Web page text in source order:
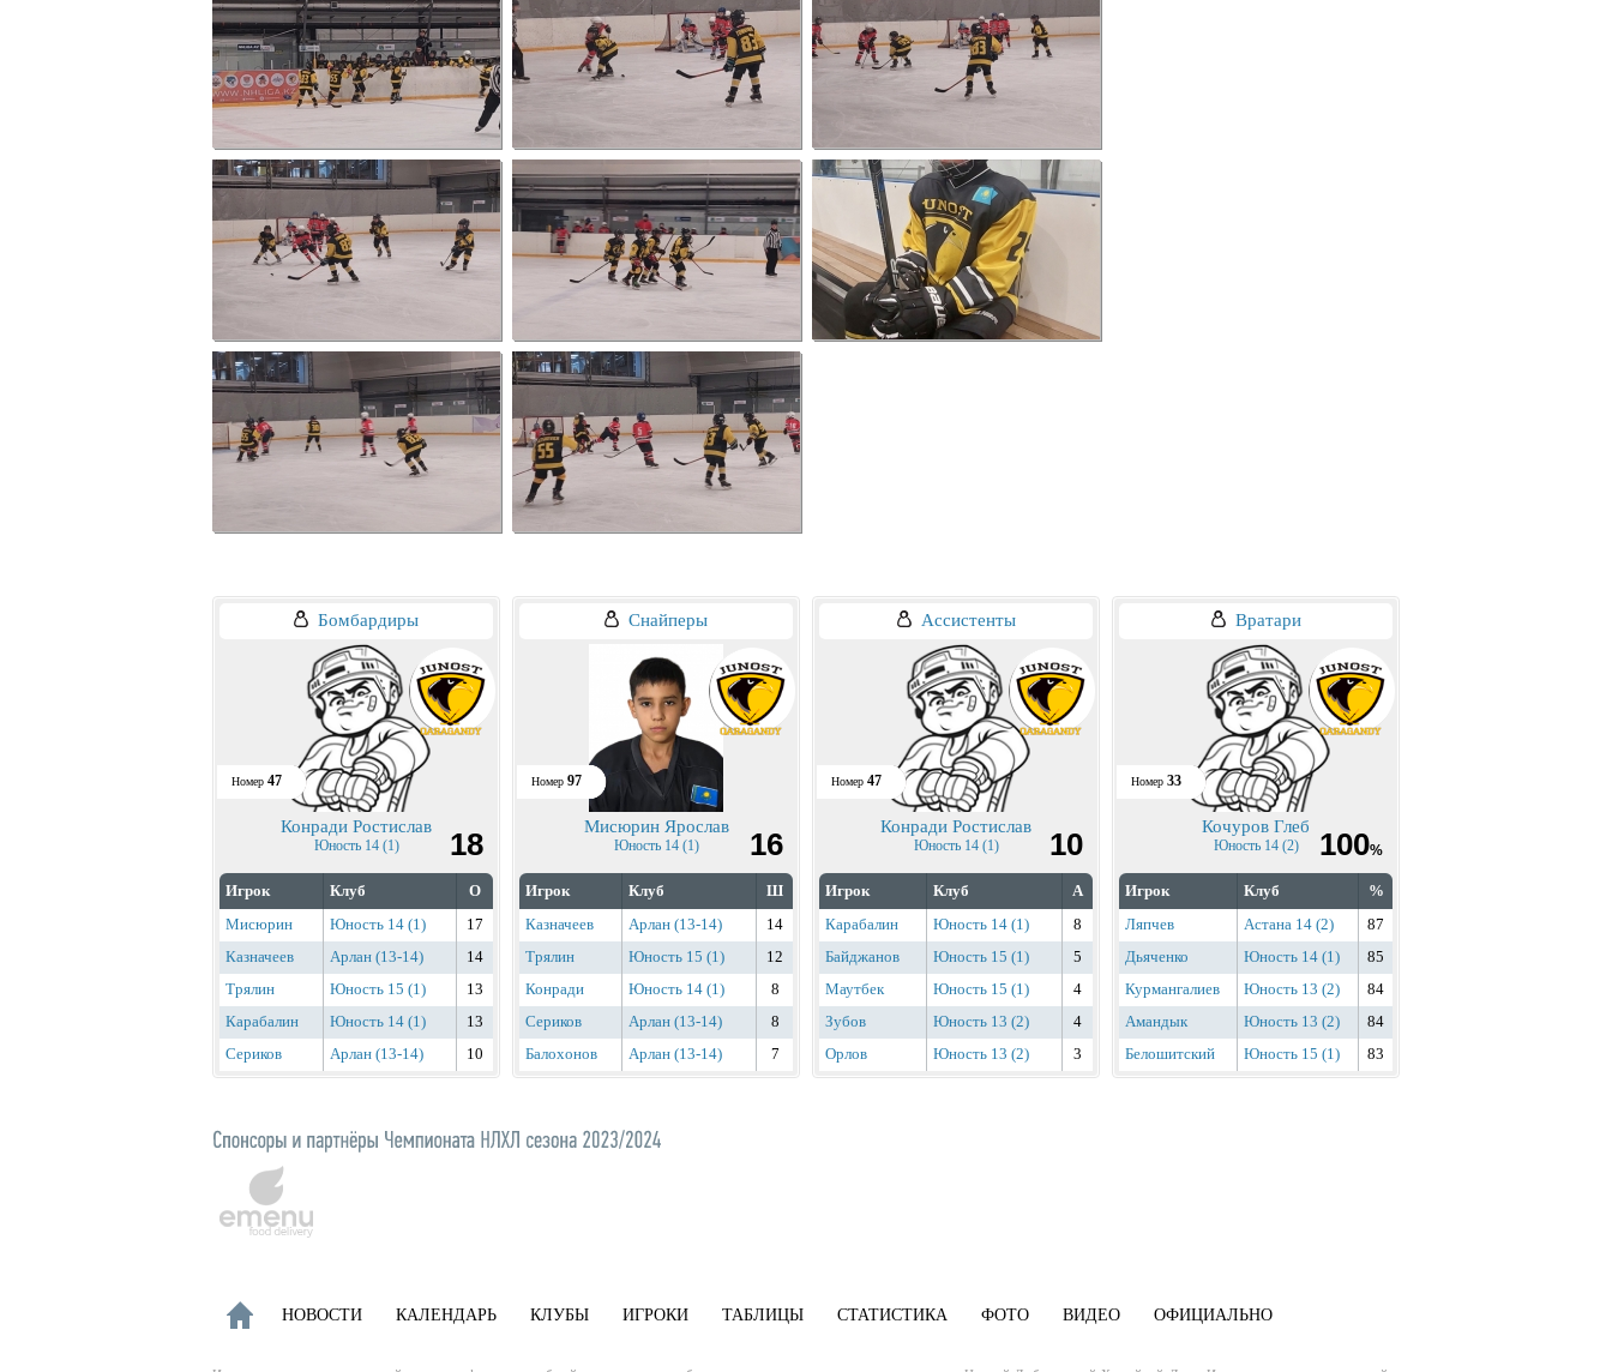
Бомбардиры
Номер 47
Конради Ростислав
Юность 14 (1) 18
Игрок Клуб
О
Мисюрин
Юность 14 (1)
17
Казначеев
Арлан (13-14)
14
Трялин
Юность 15 (1)
13
Карабалин
Юность 14 (1)
13
Сериков
Арлан (13-14) 10
Снайперы
Номер 97
Мисюрин Ярослав
Юность 14 (1) 16
Игрок Клуб
Ш
Казначеев
Арлан (13-14)
14
Трялин
Юность 15 (1)
12
Конради
Юность 14 (1)
8
Сериков
Арлан (13-14)
8
Балохонов
Арлан (13-14) 7
Ассистенты
Номер 47
Конради Ростислав
Юность 14 (1) 10
Игрок Клуб
А
Карабалин
Юность 14 (1)
8
Байджанов
Юность 15 (1)
5
Маутбек
Юность 15 (1)
4
Зубов
Юность 13 (2)
4
Орлов
Юность 13 (2) 3
Вратари
Номер 33
Кочуров Глеб
Юность 14 (2) 100%
Игрок Клуб
%
Ляпчев
Астана 14 (2)
87
Дьяченко
Юность 14 (1)
85
Курмангалиев
Юность 13 (2)
84
Амандык
Юность 13 (2)
84
Белошитский
Юность 15 (1) 83
НОВОСТИ КАЛЕНДАРЬ КЛУБЫ ИГРОКИ ТАБЛИЦЫ СТАТИСТИКА ФОТО ВИДЕО ОФИЦИАЛЬНО